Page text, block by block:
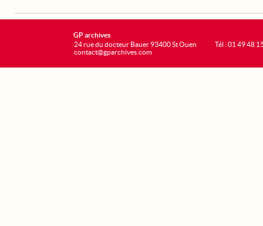
GP archives
24 rue du docteur Bauer 93400 St Ouen
contact@gparchives.com
Tél : 01 49 48